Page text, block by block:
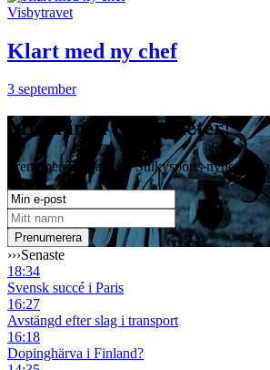
Visbytravet
Klart med ny chef
3 september
Missa inga travnyheter!
Prenumerera gratis på Sulkysports nyhetsbrev
›››Senaste
18:34
Svensk succé i Paris
16:27
Avstängd efter slag i transport
16:18
Dopinghärva i Finland?